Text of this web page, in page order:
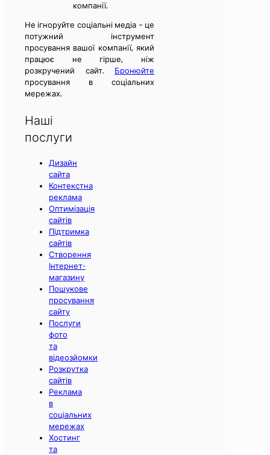
компанії.
Не ігноруйте соціальні медіа – це
потужний інструмент
просування вашої компанії, який
працює не гірше, ніж
розкручений сайт. Бронюйте
просування в соціальних
мережах.
Наші
послуги
Дизайн
сайта
Контекстна
реклама
Оптимізація
сайтів
Підтримка
сайтів
Створення
Інтернет-
магазину
Пошукове
просування
сайту
Послуги
фото
та
відеозйомки
Розкрутка
сайтів
Реклама
в
соціальних
мережах
Хостинг
та